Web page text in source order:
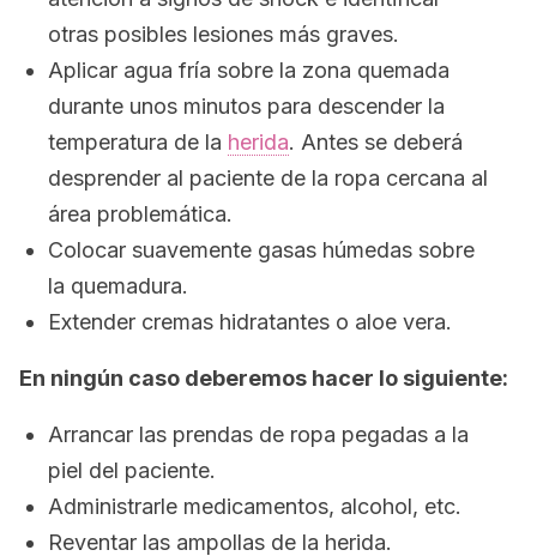
otras posibles lesiones más graves.
Aplicar agua fría sobre la zona quemada
durante unos minutos para descender la
temperatura de la herida. Antes se deberá
desprender al paciente de la ropa cercana al
área problemática.
Colocar suavemente gasas húmedas sobre
la quemadura.
Extender cremas hidratantes o aloe vera.
En ningún caso deberemos hacer lo siguiente:
Arrancar las prendas de ropa pegadas a la
piel del paciente.
Administrarle medicamentos, alcohol, etc.
Reventar las ampollas de la herida.